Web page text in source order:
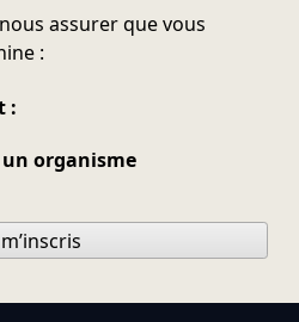
assurer que vous
:
:
un organisme
m’inscris